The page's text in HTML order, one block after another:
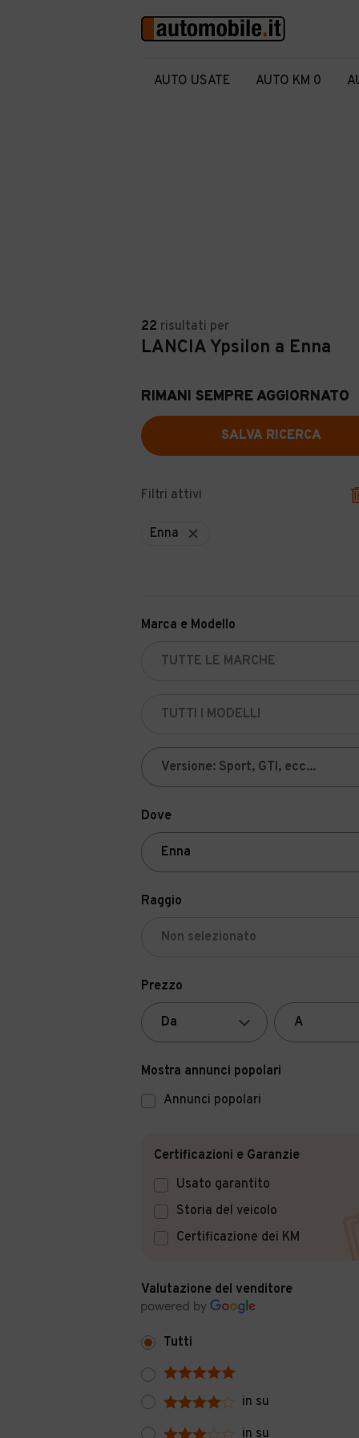
AUTO USATE AUTO KM 0
22 risultati per
LANCIA Ypsilon a Enna
RIMANI SEMPRE AGGIORNATO
SALVA RICERCA
Filtri attivi
Enna
Marca e Modello
Dove
Raggio
Prezzo
Mostra annunci popolari
Annunci popolari
Certificazioni e Garanzie
Usato garantito
Storia del veicolo
Certificazione dei KM
Valutazione del venditore
Tutti
in su
in su